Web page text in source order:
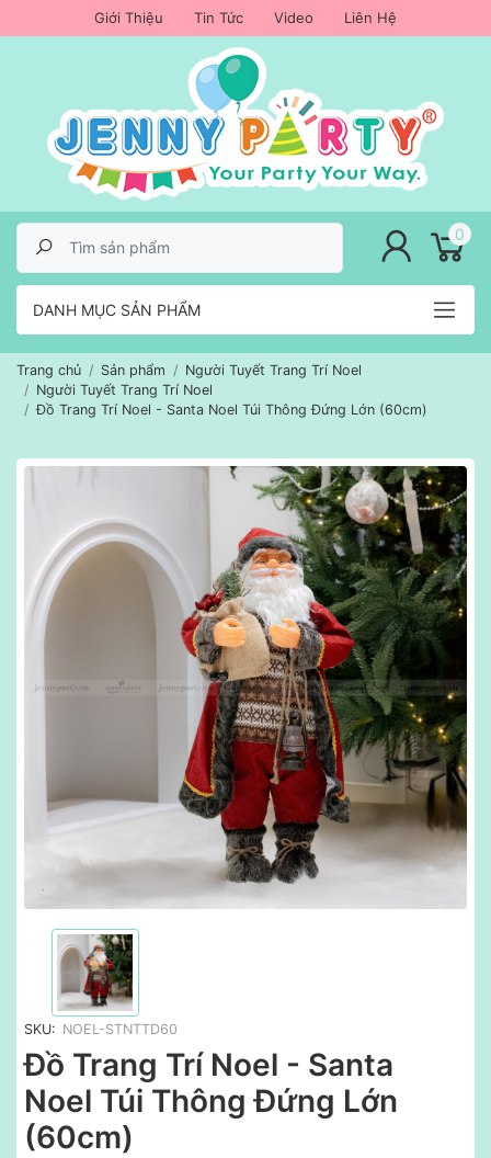
Giới Thiệu Tin Tức Video Liên Hệ
DANH MỤC SẢN PHẨM
0
Trang chủ Sản phẩm
Người Tuyết Trang Trí Noel
Người Tuyết Trang Trí Noel
Đồ Trang Trí Noel - Santa Noel Túi Thông Đứng Lớn (60cm)
SKU: NOEL-STNTTD60
Đồ Trang Trí Noel - Santa
Noel Túi Thông Đứng Lớn
(60cm)